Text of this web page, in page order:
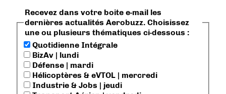
Recevez dans votre boite e-mail les
dernières actualités Aerobuzz. Choisissez
une ou plusieurs thématiques ci-dessous :
Quotidienne Intégrale
BizAv | lundi
Défense | mardi
Hélicoptères & eVTOL | mercredi
Industrie & Jobs | jeudi